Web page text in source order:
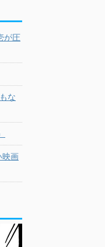
が圧
な
映画